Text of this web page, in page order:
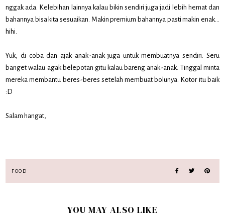
nggak ada. Kelebihan lainnya kalau bikin sendiri juga jadi lebih hemat dan
bahannya bisa kita sesuaikan. Makin premium bahannya pasti makin enak…
hihi.
Yuk, di coba dan ajak anak-anak juga untuk membuatnya sendiri. Seru
banget walau agak belepotan gitu kalau bareng anak-anak. Tinggal minta
mereka membantu beres-beres setelah membuat bolunya. Kotor itu baik
:D
Salam hangat,
FOOD
YOU MAY ALSO LIKE